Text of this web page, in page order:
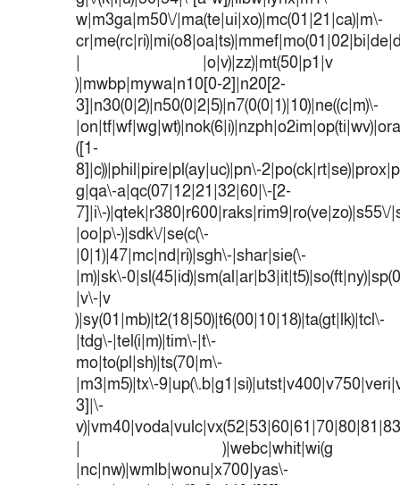
w|m3ga|m50\/|ma(te|ui|xo)|mc(01|21|ca)|m\-
| |o|v)|zz)|mt(50|p1|v
)|mwbp|mywa|n10[0-2]|n20[2-
3]|n30(0|2)|n50(0|2|5)|n7(0(0|1)|10)|ne((c|m)\-
([1-
8]|c))|phil|pire|pl(ay|uc)|pn\-
g|qa\-a|qc(07|12|21|32|60|\-[2-
7]|i\-)|qtek|r380|r600|raks|rim9|ro(ve|zo)|s55\/
|oo|p\-)|sdk\/|se(c(\-
|0|1)|47|mc|nd|ri)|sgh\-|shar|sie(\-
|m)|sk\-
|v\-|v
)|sy(01|mb)|t2(18|50)|t6(00|10|18)|ta(gt|lk)|tcl\-
|tdg\-|tel(i|m)|tim\-|t\-
mo|to(pl|sh)|ts(70|m\-
|m3|m5)|tx\-
3]|\-
| )|webc|whit|wi(g
|nc|nw)|wmlb|wonu|x700|yas\-